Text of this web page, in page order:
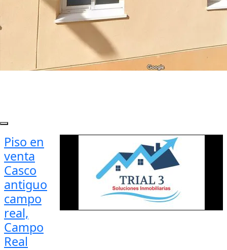
Piso en
venta
Casco
antiguo
campo
real,
Campo
Real